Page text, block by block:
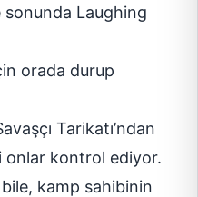
sonunda Laughing
orada durup
Tarikatı’ndan
onlar kontrol ediyor.
kamp sahibinin